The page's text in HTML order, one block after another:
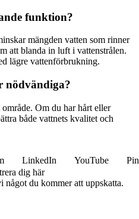
funktion?
mängden vatten som rinner
att blanda in luft i vattenstrålen.
lägre vattenförbrukning.
nödvändiga?
Om du har hårt eller
både vattnets kvalitet och
LinkedIn YouTube
dig här
något du kommer att uppskatta.